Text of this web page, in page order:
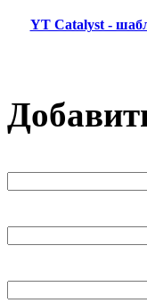
YT Catalyst -